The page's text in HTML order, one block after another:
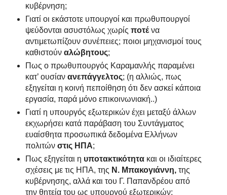
κυβέρνηση;
Γιατί οι εκάστοτε υπουργοί και πρωθυπουργοί
ψεύδονται ασυστόλως χωρίς ποτένα
αντιμετωπίζουν συνέπειες; ποιοι μηχανισμοί τους
καθιστούν αλώβητους;
Πως ο πρωθυπουργός Καραμανλής παραμένει
κατ’ ουσίαν ανεπάγγελτος; (η αλλιώς, πως
εξηγείται η κοινή πεποίθηση ότι δεν ασκεί κάποια
εργασία, παρά μόνο επικοινωνιακή..)
Γιατί η υπουργός εξωτερικών έχει μεταξύ άλλων
εκχωρήσει κατά παράβαση του Συντάγματος
ευαίσθητα προσωπικά δεδομένα Ελλήνων
πολιτών στις ΗΠΑ;
Πως εξηγείται η υποτακτικότητακαι οι ιδιαίτερες
σχέσεις με τις ΗΠΑ, της Ν. Μπακογιάννη,της
κυβέρνησης, αλλά και του Γ. Παπανδρέου από
την θητεία του ως υπουργού εξωτερικών;